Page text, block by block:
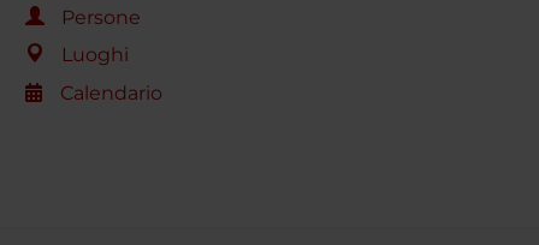
Persone
Luoghi
Calendario